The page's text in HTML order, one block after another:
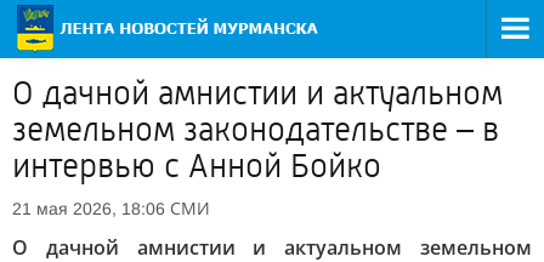
О дачной амнистии и актуальном
земельном законодательстве – в
интервью с Анной Бойко
21 мая 2026, 18:06 СМИ
О дачной амнистии и актуальном земельном